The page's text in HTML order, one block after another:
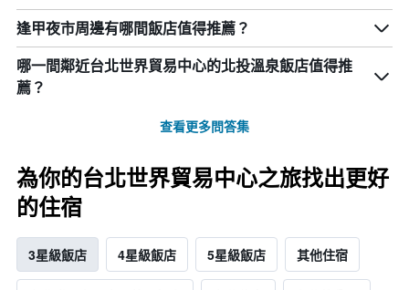
逢甲夜市周邊有哪間飯店值得推薦？
哪一間鄰近台北世界貿易中心的北投溫泉飯店值得推
薦？
查看更多問答集
為你的台北世界貿易中心之旅找出更好
的住宿
3星級飯店 4星級飯店 5星級飯店 其他住宿